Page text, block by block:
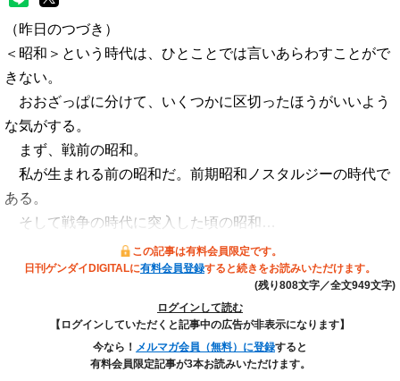
（昨日のつづき）
＜昭和＞という時代は、ひとことでは言いあらわすことがで
きない。
おおざっぱに分けて、いくつかに区切ったほうがいいよう
な気がする。
まず、戦前の昭和。
私が生まれる前の昭和だ。前期昭和ノスタルジーの時代で
ある。
そして戦争の時代に突入した頃の昭和…
この記事は有料会員限定です。
日刊ゲンダイDIGITALに有料会員登録すると続きをお読みいただけます。
(残り808文字／全文949文字)
ログインして読む
【ログインしていただくと記事中の広告が非表示になります】
今なら！ メルマガ会員（無料）に登録すると
有料会員限定記事が3本お読みいただけます。